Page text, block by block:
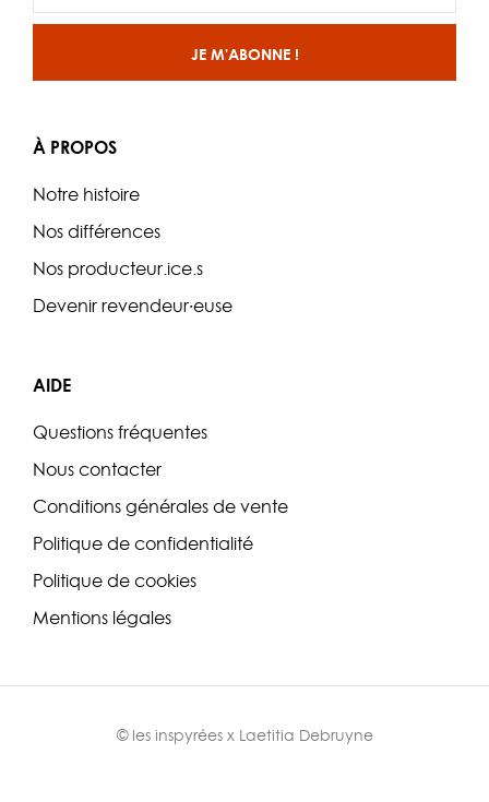
À PROPOS
Notre histoire
Nos différences
Nos producteur.ice.s
Devenir revendeur·euse
AIDE
Questions fréquentes
Nous contacter
Conditions générales de vente
Politique de confidentialité
Politique de cookies
Mentions légales
© les inspyrées x Laetitia Debruyne